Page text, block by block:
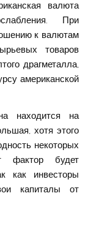
валюта
При
к валютам
товаров
драгметалла,
американской
находится на
хотя этого
некоторых
фактор будет
как инвесторы
капиталы от